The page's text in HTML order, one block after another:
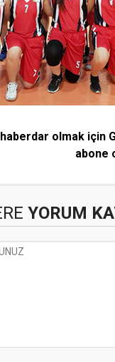
olmak için
abone
YORUM